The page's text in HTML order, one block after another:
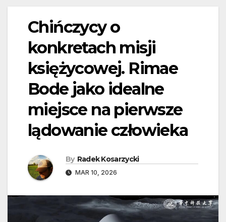
Chińczycy o
konkretach misji
księżycowej. Rimae
Bode jako idealne
miejsce na pierwsze
lądowanie człowieka
By Radek Kosarzycki
MAR 10, 2026